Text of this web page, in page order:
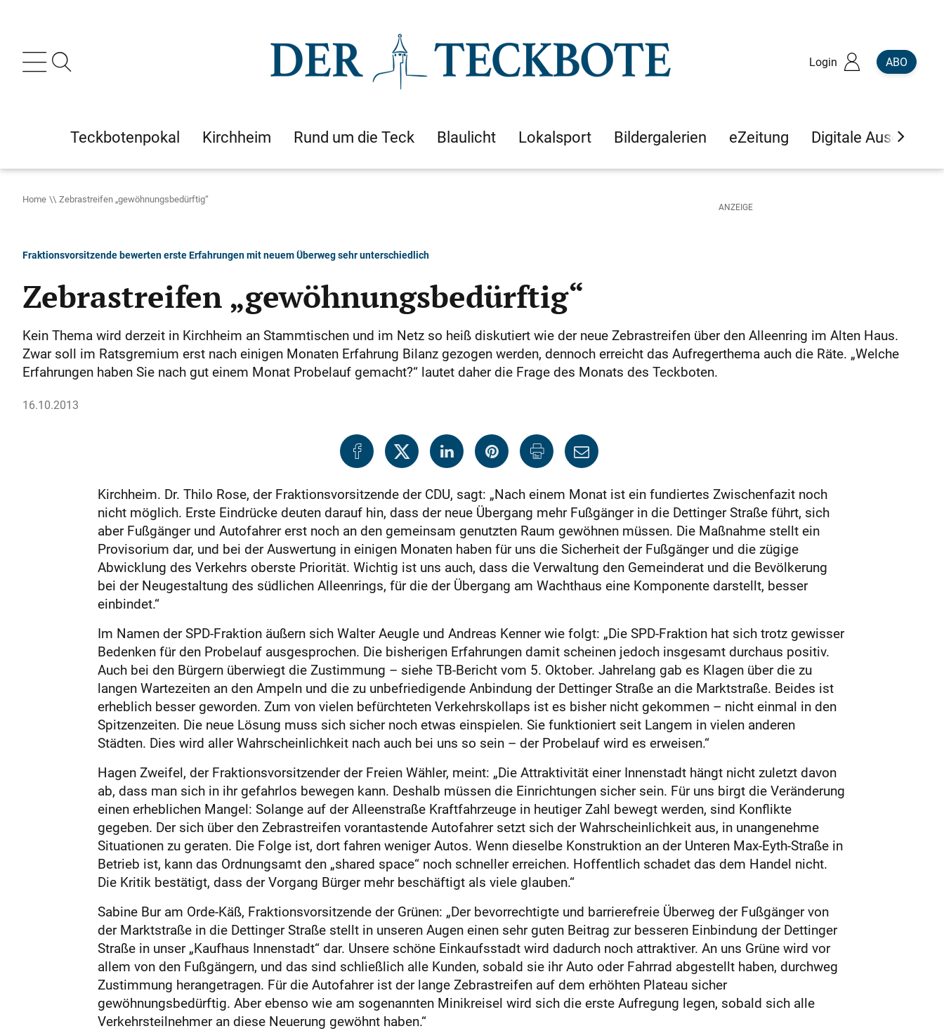
Login ABO
Teckbotenpokal Kirchheim Rund um die Teck Blaulicht Lokalsport Bildergalerien eZeitung Digitale Ausgaben
Home Zebrastreifen „gewöhnungsbedürftig“
Fraktionsvorsitzende bewerten erste Erfahrungen mit neuem Überweg sehr unterschiedlich
Zebrastreifen „gewöhnungsbedürftig“
Kein Thema wird derzeit in Kirchheim an Stammtischen und im Netz so heiß diskutiert wie der neue Zebrastreifen über den Alleenring im Alten Haus.
Zwar soll im Ratsgremium erst nach einigen Monaten Erfahrung Bilanz gezogen werden, dennoch erreicht das Aufregerthema auch die Räte. „Welche
Erfahrungen haben Sie nach gut einem Monat Probelauf gemacht?“ lautet daher die Frage des Monats des Teckboten.
16.10.2013
Kirchheim. Dr. Thilo Rose, der Fraktionsvorsitzende der CDU, sagt: „Nach einem Monat ist ein fundiertes Zwischenfazit noch
nicht möglich. Erste Eindrücke deuten darauf hin, dass der neue Übergang mehr Fußgänger in die Dettinger Straße führt, sich
aber Fußgänger und Autofahrer erst noch an den gemeinsam genutzten Raum gewöhnen müssen. Die Maßnahme stellt ein
Provisorium dar, und bei der Auswertung in einigen Monaten haben für uns die Sicherheit der Fußgänger und die zügige
Abwicklung des Verkehrs oberste Priorität. Wichtig ist uns auch, dass die Verwaltung den Gemeinderat und die Bevölkerung
bei der Neugestaltung des südlichen Alleenrings, für die der Übergang am Wachthaus eine Komponente darstellt, besser
einbindet.“
Im Namen der SPD-Fraktion äußern sich Walter Aeugle und Andreas Kenner wie folgt: „Die SPD-Fraktion hat sich trotz gewisser
Bedenken für den Probelauf ausgesprochen. Die bisherigen Erfahrungen damit scheinen jedoch insgesamt durchaus positiv.
Auch bei den Bürgern überwiegt die Zustimmung – siehe TB-Bericht vom 5. Oktober. Jahrelang gab es Klagen über die zu
langen Wartezeiten an den Ampeln und die zu unbefriedigende Anbindung der Dettinger Straße an die Marktstraße. Beides ist
erheblich besser geworden. Zum von vielen befürchteten Verkehrskollaps ist es bisher nicht gekommen – nicht einmal in den
Spitzenzeiten. Die neue Lösung muss sich sicher noch etwas einspielen. Sie funktioniert seit Langem in vielen anderen
Städten. Dies wird aller Wahrscheinlichkeit nach auch bei uns so sein – der Probelauf wird es erweisen.“
Hagen Zweifel, der Fraktionsvorsitzender der Freien Wähler, meint: „Die Attraktivität einer Innenstadt hängt nicht zuletzt davon
ab, dass man sich in ihr gefahrlos bewegen kann. Deshalb müssen die Einrichtun­gen sicher sein. Für uns birgt die Veränderung
einen erheblichen Mangel: Solange auf der Alleenstraße Kraftfahrzeuge in heutiger Zahl bewegt werden, sind Konflikte
gegeben. Der sich über den Zebrastreifen vorantastende Autofahrer setzt sich der Wahrscheinlichkeit aus, in unangenehme
Situationen zu geraten. Die Folge ist, dort fahren weniger Autos. Wenn dieselbe Konstruktion an der Unteren Max-Eyth-Straße in
Betrieb ist, kann das Ordnungsamt den „shared space“ noch schneller erreichen. Hoffentlich schadet das dem Handel nicht.
Die Kritik bestätigt, dass der Vorgang Bürger mehr beschäftigt als viele glauben.“
Sabine Bur am Orde-Käß, Fraktionsvorsitzende der Grünen: „Der bevorrechtigte und barrierefreie Überweg der Fußgänger von
der Marktstraße in die Dettinger Straße stellt in unseren Augen einen sehr guten Beitrag zur besseren Einbindung der Dettinger
Straße in unser „Kaufhaus Innenstadt“ dar. Unsere schöne Einkaufsstadt wird dadurch noch attraktiver. An uns Grüne wird vor
allem von den Fußgängern, und das sind schließlich alle Kunden, sobald sie ihr Auto oder Fahrrad abgestellt haben, durchweg
Zustimmung herangetragen. Für die Autofahrer ist der lange Zebrastreifen auf dem erhöhten Plateau sicher
gewöhnungsbedürftig. Aber ebenso wie am sogenannten Minikreisel wird sich die erste Aufregung legen, sobald sich alle
Verkehrsteilnehmer an diese Neuerung gewöhnt haben.“